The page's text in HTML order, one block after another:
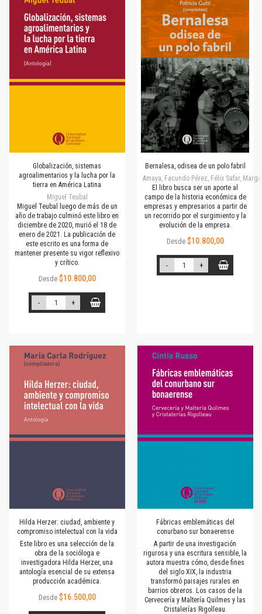
Globalización, sistemas
agroalimentarios y la lucha por la
tierra en América Latina
Miguel Teubal
Miguel Teubal luego de más de un
año de trabajo culminó este libro en
diciembre de 2020, murió el 18 de
enero de 2021. La publicación de
este escrito es una forma de
mantener presente su vigor reflexivo
y crítico.
Desde $10.800,00
- +
Bernalesa, odisea de un polo fabril
Amaya, Facundo Pérez, Félix Safar,
El libro busca ser un aporte al
campo de la historia económica de
empresas y empresarios a partir de
un recorrido por el surgimiento y la
evolución de la empresa.
Desde $10.800,00
- +
Hilda Herzer: ciudad, ambiente y
compromiso intelectual con la vida
Este libro es una selección de la
obra de la socióloga e
investigadora Hilda Herzer, una
antología esencial de su extensa
producción académica.
Desde $16.500,00
Fábricas emblemáticas del
conurbano sur bonaerense
A partir de una investigación
rigurosa y una escritura sensible, la
autora muestra cómo, desde fines
del siglo XIX, la industria
transformó paisajes rurales en
barrios obreros. Los casos de la
Cervecería y Maltería Quilmes y las
Cristalerías Rigolleau.